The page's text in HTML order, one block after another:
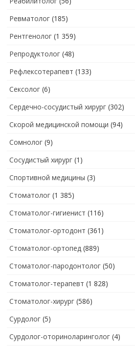
Ревматолог (185)
Рентгенолог (1 359)
Репродуктолог (48)
Рефлексотерапевт (133)
Сексолог (6)
Сердечно-сосудистый хирург (302)
Скорой медицинской помощи (94)
Сомнолог (9)
Сосудистый хирург (1)
Спортивной медицины (3)
Стоматолог (1 385)
Стоматолог-гигиенист (116)
Стоматолог-ортодонт (361)
Стоматолог-ортопед (889)
Стоматолог-пародонтолог (50)
Стоматолог-терапевт (1 828)
Стоматолог-хирург (586)
Сурдолог (5)
Сурдолог-оториноларинголог (4)